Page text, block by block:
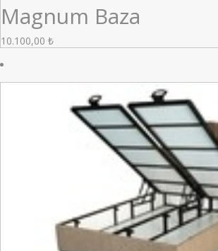
Magnum Baza
10.100,00 ₺